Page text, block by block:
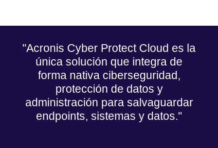
"Acronis Cyber Protect Cloud es la
única solución que integra de
forma nativa ciberseguridad,
protección de datos y
administración para salvaguardar
endpoints, sistemas y datos."